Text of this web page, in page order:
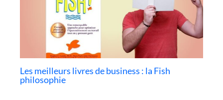
Les meilleurs livres de business : la Fish
philosophie